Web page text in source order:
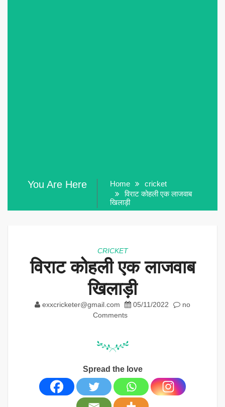
You Are Here Home
cricket
विराट कोहली एक लाजवाब
खिलाड़ी
CRICKET
विराट कोहली एक लाजवाब
खिलाड़ी
exxcricketer@gmail.com 05/11/2022
no
Comments
Spread the love